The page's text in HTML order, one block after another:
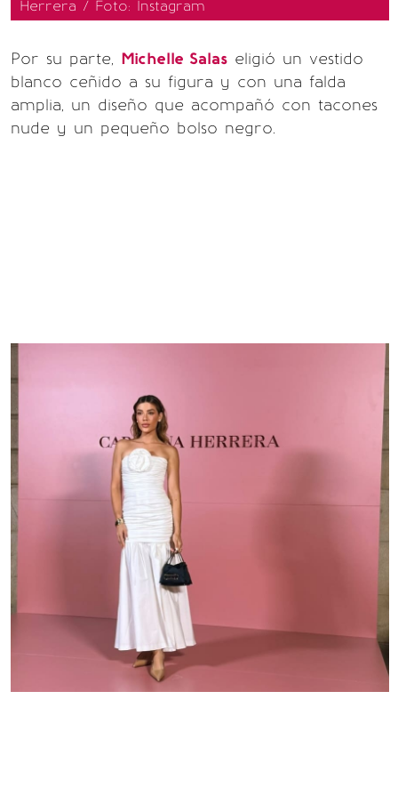
Herrera / Foto: Instagram
Por su parte, Michelle Salas eligió un vestido
blanco ceñido a su figura y con una falda
amplia, un diseño que acompañó con tacones
nude y un pequeño bolso negro.